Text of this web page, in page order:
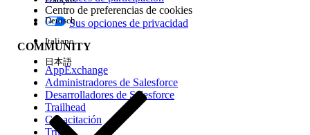
Edición
Experiencia
Centro de preferencias de cookies
Sus opciones de privacidad
COMMUNITY
AppExchange
Administradores de Salesforce
Desarrolladores de Salesforce
Trailhead
Capacitación
Trust
Deutsch
Italiano
日本語